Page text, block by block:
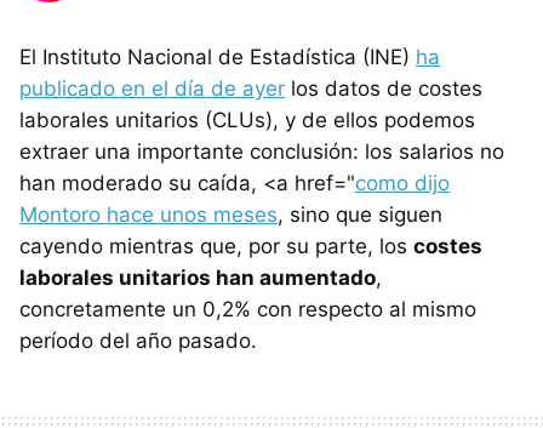
El Instituto Nacional de Estadística (INE) ha
publicado en el día de ayer los datos de costes
laborales unitarios (CLUs), y de ellos podemos
extraer una importante conclusión: los salarios no
han moderado su caída, <a href="como dijo
Montoro hace unos meses, sino que siguen
cayendo mientras que, por su parte, los costes
laborales unitarios han aumentado,
concretamente un 0,2% con respecto al mismo
período del año pasado.